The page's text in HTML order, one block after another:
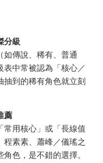
分級
如傳說、稀有、普通
表中常被認為「核心／
到的稀有角色就立刻
薦
常用核心」或「長線值
程素素、蕭峰／儀瑤之
色，是不錯的選擇。